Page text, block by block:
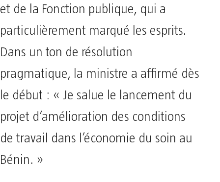
et de la Fonction publique, qui a
particulièrement marqué les esprits.
Dans un ton de résolution
pragmatique, la ministre a affirmé dès
le début : « Je salue le lancement du
projet d’amélioration des conditions
de travail dans l’économie du soin au
Bénin. »